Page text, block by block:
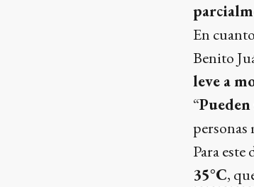
En
Benito
leve a
“
personas
Para
35°C,